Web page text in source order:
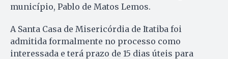
município, Pablo de Matos Lemos.
A Santa Casa de Misericórdia de Itatiba foi
admitida formalmente no processo como
interessada e terá prazo de 15 dias úteis para